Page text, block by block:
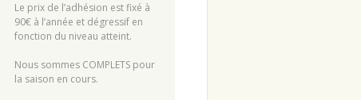
Le prix de l’adhésion est fixé à
90€ à l’année et dégressif en
fonction du niveau atteint.
Nous sommes COMPLETS pour
la saison en cours.